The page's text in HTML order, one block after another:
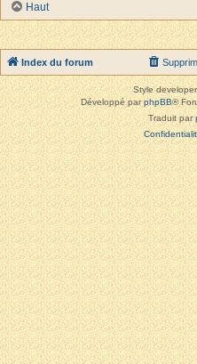
Haut
Index du forum
Style
Développé parphpBB®
Traduit par